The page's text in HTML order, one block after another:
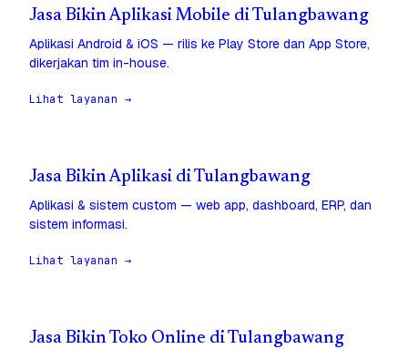
Jasa Bikin Aplikasi Mobile di Tulangbawang
Aplikasi Android & iOS — rilis ke Play Store dan App Store,
dikerjakan tim in-house.
Lihat layanan →
Jasa Bikin Aplikasi di Tulangbawang
Aplikasi & sistem custom — web app, dashboard, ERP, dan
sistem informasi.
Lihat layanan →
Jasa Bikin Toko Online di Tulangbawang